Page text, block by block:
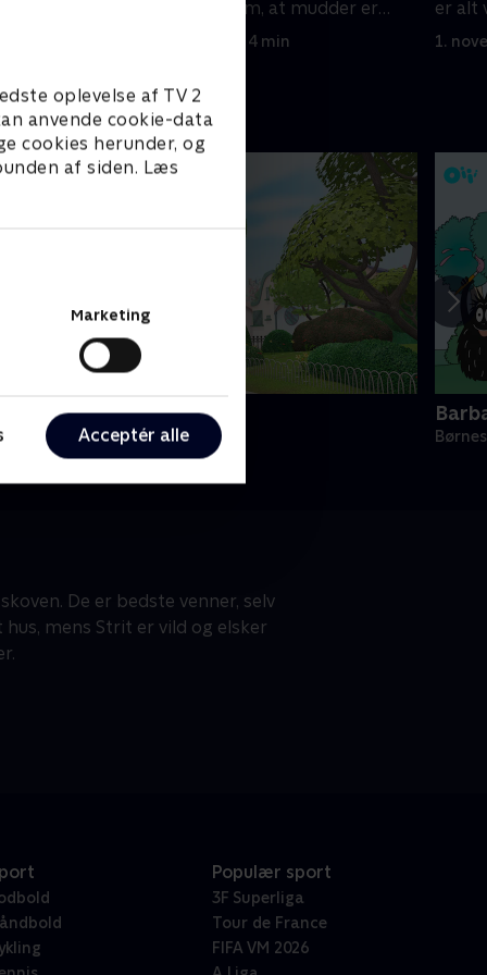
oplevelse af TV 2
anvende cookie-data
cookies herunder, og
af siden. Læs
Marketing
Acceptér alle
overbevise Kiwi om, at mudder er
1. november 2022 • 4 min
er alt
1.
• 4 sæsoner
De er bedste venner, selv
mens Strit er vild og elsker
Populær sport
3F Superliga
Tour de France
FIFA VM 2026